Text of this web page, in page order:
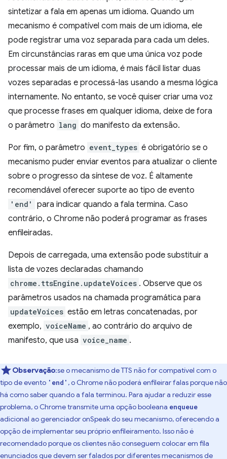
sintetizar a fala em apenas um idioma. Quando um
mecanismo é compatível com mais de um idioma, ele
pode registrar uma voz separada para cada um deles.
Em circunstâncias raras em que uma única voz pode
processar mais de um idioma, é mais fácil listar duas
vozes separadas e processá-las usando a mesma lógica
internamente. No entanto, se você quiser criar uma voz
que processe frases em qualquer idioma, deixe de fora
o parâmetro lang do manifesto da extensão.
Por fim, o parâmetro event_types é obrigatório se o
mecanismo puder enviar eventos para atualizar o cliente
sobre o progresso da síntese de voz. É altamente
recomendável oferecer suporte ao tipo de evento
'end'
para indicar quando a fala termina. Caso
contrário, o Chrome não poderá programar as frases
enfileiradas.
Depois de carregada, uma extensão pode substituir a
lista de vozes declaradas chamando
chrome.ttsEngine.updateVoices . Observe que os
parâmetros usados na chamada programática para
updateVoices estão em letras concatenadas, por
exemplo, voiceName , ao contrário do arquivo de
manifesto, que usa voice_name .
Observação:se o mecanismo de TTS não for compatível com o
tipo de evento 'end' , o Chrome não poderá enfileirar falas porque não
há como saber quando a fala terminou. Para ajudar a reduzir esse
problema, o Chrome transmite uma opção booleana enqueue
adicional ao gerenciador onSpeak do seu mecanismo, oferecendo a
opção de implementar seu próprio enfileiramento. Isso não é
recomendado porque os clientes não conseguem colocar em fila
enunciados que devem ser falados por diferentes mecanismos de